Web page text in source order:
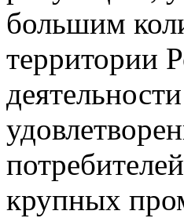
большим
территории
крупных